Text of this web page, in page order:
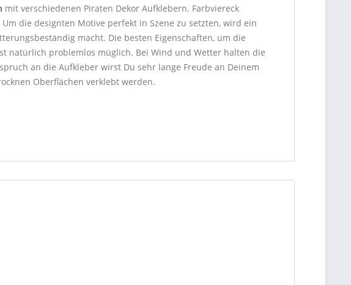
mit verschiedenen Piraten Dekor Aufklebern. Farbviereck
die designten Motive perfekt in Szene zu setzten, wird ein
macht. Die besten Eigenschaften, um die
natürlich problemlos müglich. Bei Wind und Wetter halten die
an die Aufkleber wirst Du sehr lange Freude an Deinem
Oberflächen verklebt werden.